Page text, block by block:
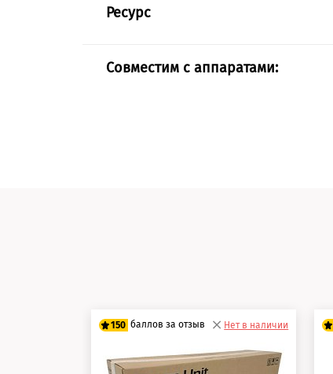
Ресурс
Совместим с аппаратами:
150 баллов за отзыв
125 баллов
Нет в наличии